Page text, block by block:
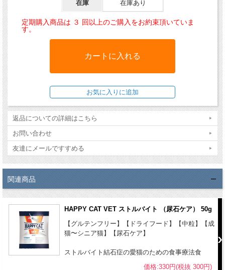
パク質やビタミン、ミネラルなどが十分に摂取できるよ
うに成分調整されています。また、食物繊維を増量する
ことで食事量を補い、満足感を持続させるので、減量中
ています。良質なタンパク質を豊富に使用し、加水分解
上をサポートします。新陳代謝を促す作用を持つとして
古来より使用されているローズマリーやショウガなどの
ハーブを配合しています。
・この食事療法食の対象 - 肥満時の減量
・使用が推奨されない病態等 - 生後10ヶ月未満の成長期
の子猫、妊娠授乳期、高栄養食が推奨される病態
原材料：ポルトリープロテイン*(23.5%)、大麦、米粉、グリーブス(ビ
ーフ、ポーク)、ポテトプロテイン*、リグノセルロース、フィッシュ
解フィッシュ*、塩化カリウム、菜種油、イースト抽出物*、加水分解
コラーゲン(0.2%)、緑イ貝*(0.2%)、グルコサミン(0.2%)、ミルクシス
ル、サッカロマイセス・セレビシエ*、塩化ナトリウム、ユッカシジゲ
ラ*、チコリパウダー、海藻*、アーティチョーク、タンポポ、ショウ
ガ(0.003%)、カンバ葉、ネトル、カモミール、コリアンダー、ローズ
在庫 在庫あり
定期購入商品は ３ 回以上のご購入をお約束頂いていま
す。
返品についての詳細はこちら
お問い合わせ
友達にメールですすめる
関連商品
HAPPY CAT VET ストルバイト （尿石ケア） 50g
【グルテンフリー】【ドライフード】【中粒】【成
猫〜シニア猫】【尿石ケア】
ストルバイト結石症の愛猫のための食事療法食
価格:330円(税抜 300円)